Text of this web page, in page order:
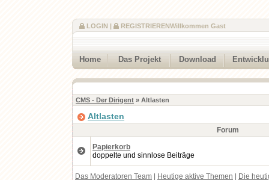
Willkommen Gast
LOGIN | REGISTRIEREN
Home Das Projekt Download
CMS - Der Dirigent » Altlasten
Altlasten
Forum
Papierkorb
doppelte und sinnlose Beiträge
Das Moderatoren Team Heutige aktive Themen Die